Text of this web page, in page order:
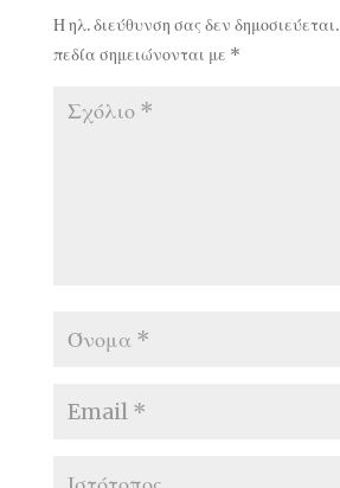
Η ηλ. διεύθυνση σας δεν δημοσιεύεται.
πεδία σημειώνονται με *